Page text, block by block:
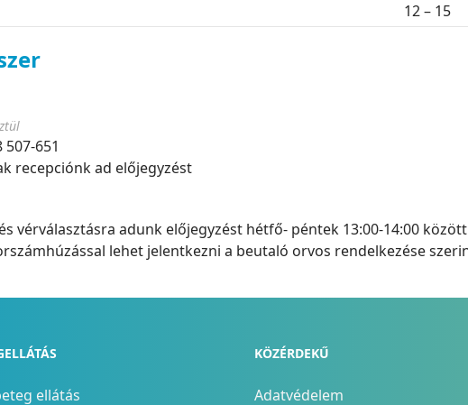
12 – 15
651
recepciónk ad előjegyzést
vérválasztásra adunk előjegyzést hétfő- péntek 13:00-14:00
lehet jelentkezni a beutaló orvos rendelkezése
ellátás
KÖZÉRDEKŰ
Adatvédelem